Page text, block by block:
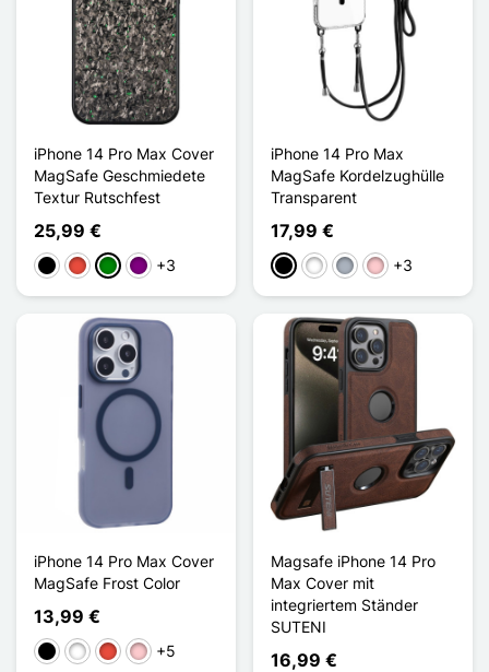
iPhone 14 Pro Max Cover
MagSafe Geschmiedete
Textur Rutschfest
25,99 €
Schwarz
Rot GrünViolett
+3
iPhone 14 Pro Max
MagSafe Kordelzughülle
Transparent
17,99 €
Schwarz
WeißGrauPink+3
iPhone 14 Pro Max Cover
MagSafe Frost Color
13,99 €
Schwarz
WeißRot Pink+5
Magsafe iPhone 14 Pro
Max Cover mit
integriertem Ständer
SUTENI
16,99 €